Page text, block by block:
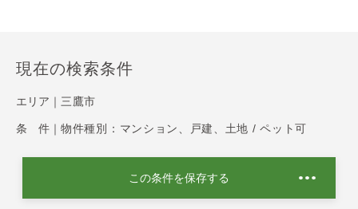
現在の検索条件
エリア｜ 三鷹市
条 件｜ 物件種別：マンション、戸建、土地 / ペット可
この条件を保存する